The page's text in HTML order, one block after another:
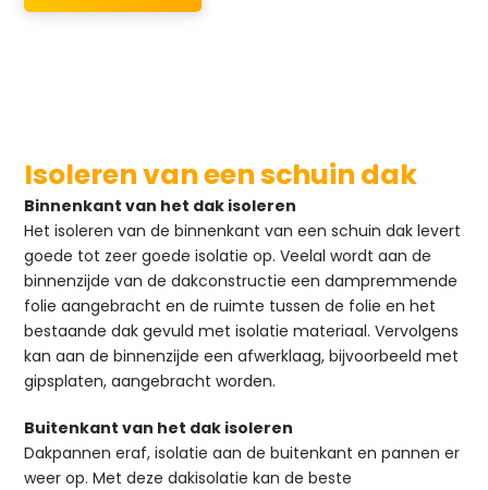
Isoleren van een schuin dak
Binnenkant van het dak isoleren
Het isoleren van de binnenkant van een schuin dak levert
goede tot zeer goede isolatie op. Veelal wordt aan de
binnenzijde van de dakconstructie een dampremmende
folie aangebracht en de ruimte tussen de folie en het
bestaande dak gevuld met isolatie materiaal. Vervolgens
kan aan de binnenzijde een afwerklaag, bijvoorbeeld met
gipsplaten, aangebracht worden.
Buitenkant van het dak isoleren
Dakpannen eraf, isolatie aan de buitenkant en pannen er
weer op. Met deze dakisolatie kan de beste